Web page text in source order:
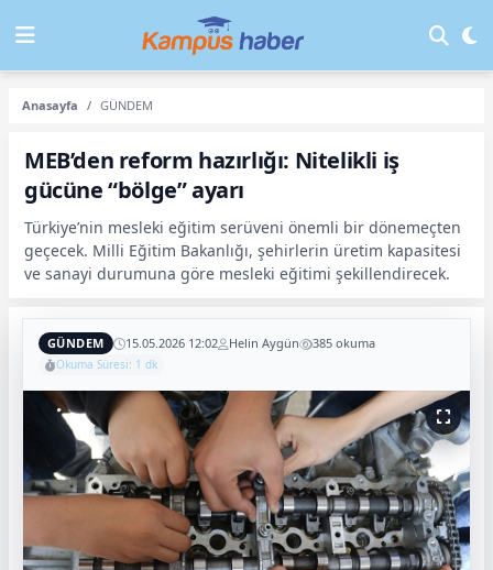
Anasayfa GÜNDEM
MEB’den reform hazırlığı: Nitelikli iş
gücüne “bölge” ayarı
Türkiye’nin mesleki eğitim serüveni önemli bir dönemeçten
geçecek. Milli Eğitim Bakanlığı, şehirlerin üretim kapasitesi
ve sanayi durumuna göre mesleki eğitimi şekillendirecek.
GÜNDEM 15.05.2026 12:02 Helin Aygün 385 okuma
Okuma Süresi: 1 dk